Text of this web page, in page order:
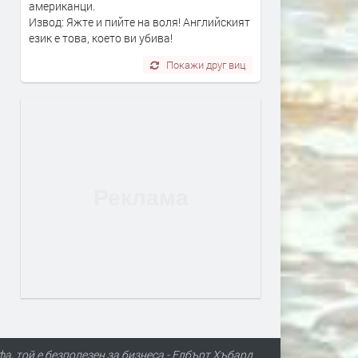
американци.
Извод: Яжте и пийте на воля! Английският
език е това, което ви убива!
Покажи друг виц
той е безполезен за бизнеса - Елбърт Хъбард